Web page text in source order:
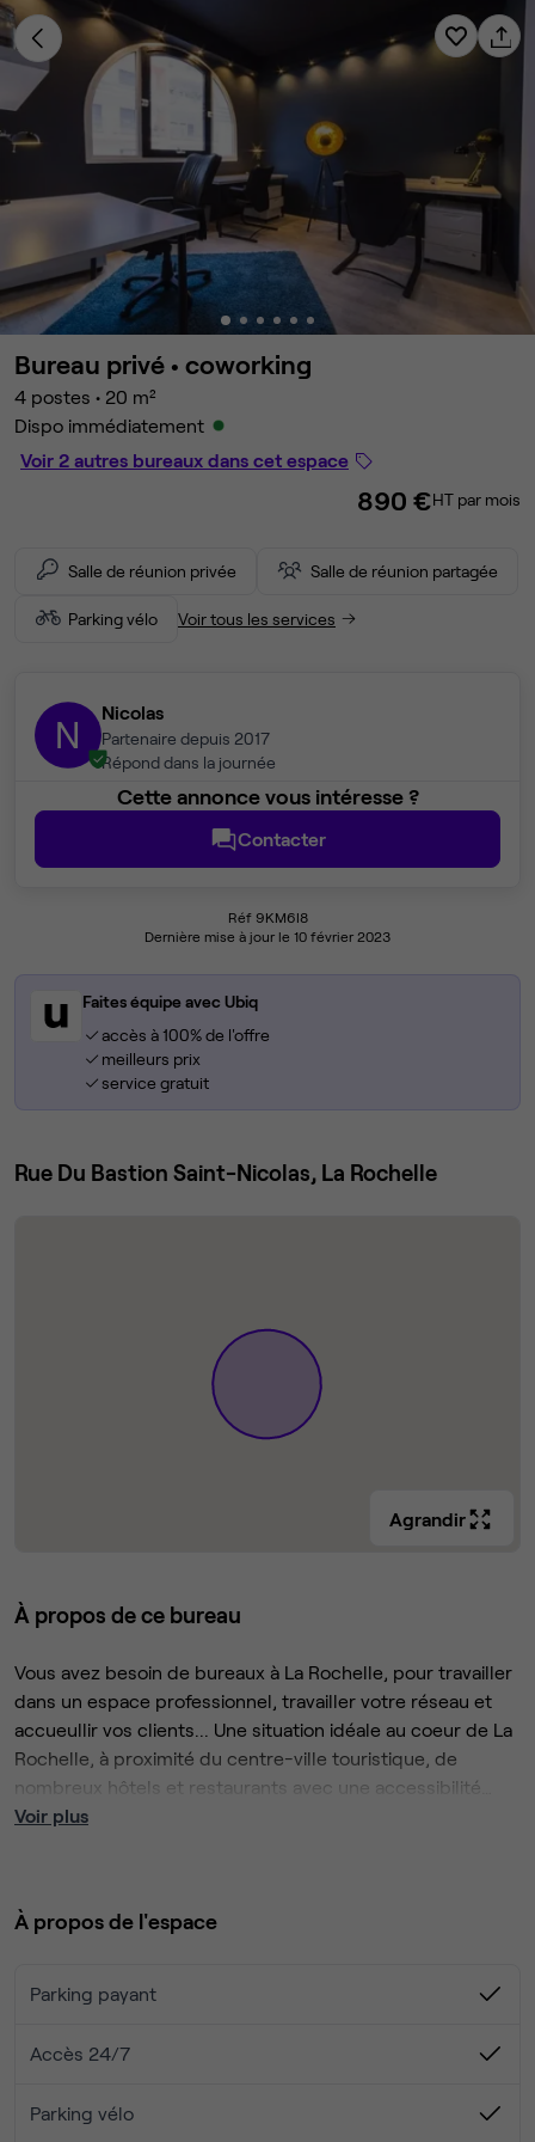
Bureau privé • coworking
4 postes • 20 m²
Dispo immédiatement
Voir 2 autres bureaux dans cet espace
890 €HT par mois
Salle de réunion privée Salle de réunion partagée
Parking vélo Voir tous les services
N Nicolas
Partenaire depuis 2017
Répond dans la journée
Cette annonce vous intéresse ?
Contacter
Réf 9KM6I8
Dernière mise à jour le 10 février 2023
Faites équipe avec Ubiq
accès à 100% de l'offre
meilleurs prix
service gratuit
Rue Du Bastion Saint-Nicolas, La Rochelle
Agrandir
À propos de ce bureau
Vous avez besoin de bureaux à La Rochelle, pour travailler
dans un espace professionnel, travailler votre réseau et
accueullir vos clients... Une situation idéale au coeur de La
Rochelle, à proximité du centre-ville touristique, de
nombreux hôtels et restaurants avec une accessibilité
aisée en voiture, train ou avion.
salles de réunion... Notre espace de coworking propose
works, des formations et favorise l’entraide et la
être proposés : secrétariat, domiciliation d’entreprise,
remarquable.
bureaux privatifs engendre une ambiance chaleureuse et
prospects/clients.
Voir plus
À propos de l'espace
Parking payant
Accès 24/7
Parking vélo